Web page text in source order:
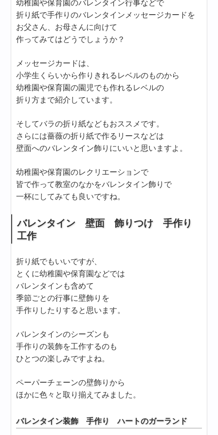
幼稚園や保育園のバレンタイン行事などで
折り紙で手作りのバレンタインメッセージカードを
お父さん、お母さんに向けて
作ってみてはどうでしょうか？
メッセージカードは、
小学生くらいから作りきれるレベルのものから
幼稚園や保育園の園児でも作れるレベルの
折り方まで紹介しています。
そしてバラの折り紙などもおススメです。
さらには薔薇の折り紙で作るリースなどは
壁面へのバレンタイン飾りにいいと思いますよ。
幼稚園や保育園のレクリエーションで
皆で作って教室のなかをバレンタイン飾りで
一杯にしてみても良いですね。
バレンタイン 壁面 飾りつけ 手作り
工作
折り紙でもいいですが、
とくに幼稚園や保育園などでは
バレンタインも含めて
季節ごとの行事に壁飾りを
手作りしたりすると思います。
バレンタインのシーズンも
手作りの装飾を工作するのも
ひとつの楽しみですよね。
ペーパーチェーンの壁飾りから
ほかに色々と取り揃えてみました。
バレンタイン装飾 手作り ハートのガーランド